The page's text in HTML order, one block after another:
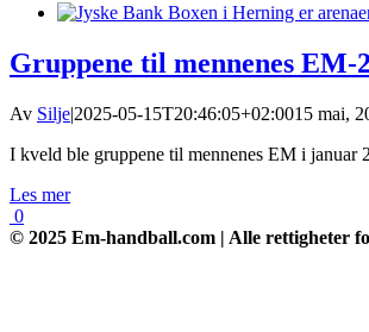
Gruppene til mennenes EM-
Av Silje|2025-05-15T20:46:05+02:0015 mai,
I kveld ble gruppene til mennenes EM i januar
Les mer
0
© 2025 Em-handball.com | Alle rettigheter